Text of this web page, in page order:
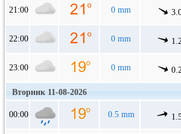
21:00 0 mm
22:00 0 mm
23:00 0 mm
Вторник 11-08-2026
00:00 0.5 mm